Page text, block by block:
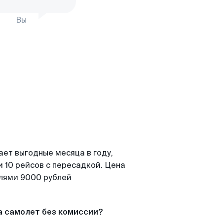
Вы
выгодные месяца в году,
рейсов с пересадкой. Цена
9000 рублей
самолет без комиссии?